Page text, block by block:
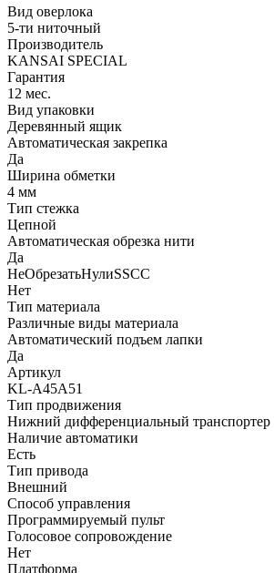
Вид оверлока
5-ти ниточный
Производитель
KANSAI SPECIAL
Гарантия
12 мес.
Вид упаковки
Деревянный ящик
Автоматическая закрепка
Да
Ширина обметки
4 мм
Тип стежка
Цепной
Автоматическая обрезка нити
Да
НеОбрезатьНулиSSCC
Нет
Тип материала
Различные виды материала
Автоматический подъем лапки
Да
Артикул
KL-A45A51
Тип продвижения
Нижний дифференциальный транспортер
Наличие автоматики
Есть
Тип привода
Внешний
Способ управления
Программируемый пульт
Голосовое сопровождение
Нет
Платформа